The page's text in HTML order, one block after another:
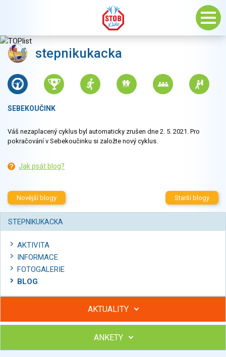
stepnikukacka
SEBEKOUČINK
Váš nezaplacený cyklus byl automaticky zrušen dne 2. 5. 2021. Pro
pokračování v Sebekoučinku si založte nový cyklus.
Jak psát blog?
Novější blogy Starší blogy
STEPNIKUKACKA
AKTIVITA
INFORMACE
FOTOGALERIE
BLOG
AKTUALITY
Hubněte s podporou lektorky a skupiny v kurzech STOBu
Chcete poradit s hubnutím? Najděte si odborníka STOBu ve
ANKETY